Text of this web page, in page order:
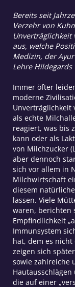
Bereits seit
Verzehr von
Unverträglichkeit
aus, welche
Medizin, der
Lehre
Immer öfter
moderne
Unverträglichkeit
als echte
reagiert, was bis
kann oder als
von Milchzucker
aber dennoch
sich vor allem in
Milchwirtschaft
diesem
lassen. Viele
waren, berichten
Empfindlichkeit
Immunsystem
hat, dem es nicht
zeigen sich
sowie zahlreiche
die auf einer